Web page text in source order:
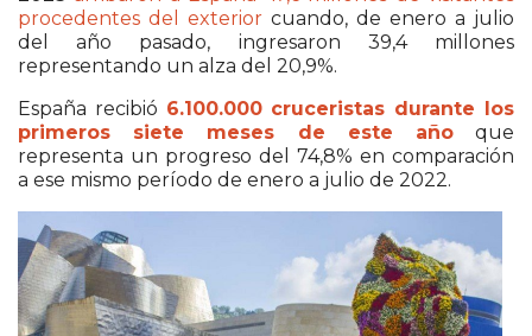
procedentes del exterior cuando, de enero a julio
del año pasado, ingresaron 39,4 millones
representando un alza del 20,9%.
España recibió 6.100.000 cruceristas durante los
primeros siete meses de este añoque
representa un progreso del 74,8% en comparación
a ese mismo período de enero a julio de 2022.